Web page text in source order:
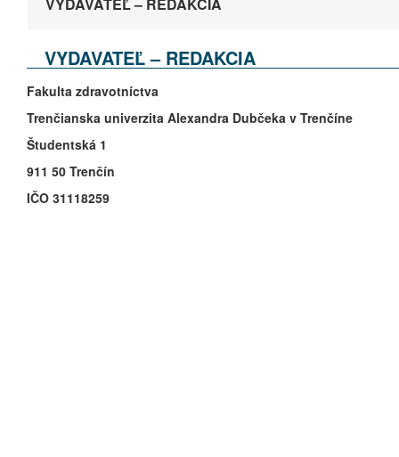
VYDAVATEĽ – REDAKCIA
Fakulta zdravotníctva
Trenčianska univerzita Alexandra Dubčeka v Trenčíne
Študentská 1
911 50 Trenčín
IČO 31118259